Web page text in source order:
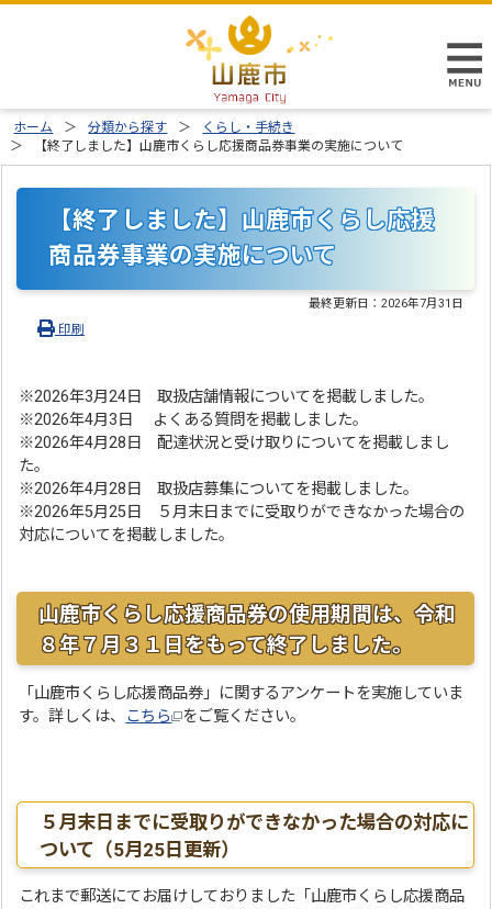
ホーム 分類から探す
くらし・手続き
【終了しました】山鹿市くらし応援商品券事業の実施について
【終了しました】山鹿市くらし応援
商品券事業の実施について
最終更新日：2026年7月31日
印刷
※2026年3月24日 取扱店舗情報についてを掲載しました。
※2026年4月3日 よくある質問を掲載しました。
※2026年4月28日 配達状況と受け取りについてを掲載しまし
た。
※2026年4月28日 取扱店募集についてを掲載しました。
※2026年5月25日 ５月末日までに受取りができなかった場合の
対応についてを掲載しました。
山鹿市くらし応援商品券の使用期間は、令和
８年７月３１日をもって終了しました。
「山鹿市くらし応援商品券」に関するアンケートを実施していま
す。詳しくは、 こちら をご覧ください。
５月末日までに受取りができなかった場合の対応に
ついて（5月25日更新）
これまで郵送にてお届けしておりました「山鹿市くらし応援商品